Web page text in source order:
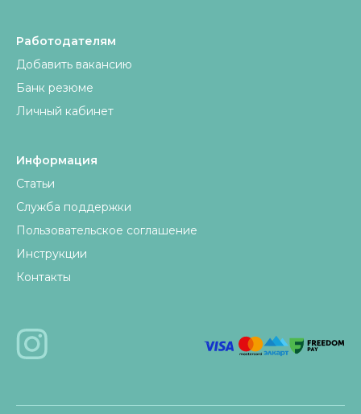
Работодателям
Добавить вакансию
Банк резюме
Личный кабинет
Информация
Статьи
Служба поддержки
Пользовательское соглашение
Инструкции
Контакты